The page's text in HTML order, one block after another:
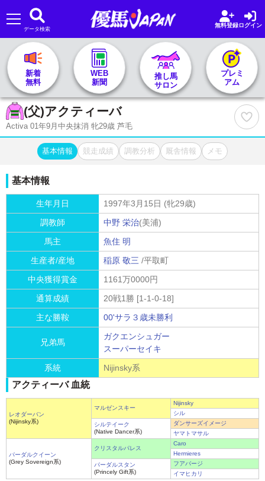
🏇 推し馬サロンTOP
レース一覧
記者&予想家
プラン案内
データ検索
無料登録ログイン
新着
無料
WEB
新聞
推し馬
サロン
プレミ
アム
(父)アクティーバ
Activa 01年9月中央抹消 牝29歳 芦毛
基本情報 競走成績 調教分析 厩舎情報 メモ
基本情報
生年月日
1997年3月15日 (牝29歳)
調教師
中野 栄治(美浦)
馬主
魚住 明
生産者/産地
稲原 敬三 /平取町
中央獲得賞金
1161万0000円
通算成績
20戦1勝 [1-1-0-18]
主な勝鞍
00'サラ３歳未勝利
兄弟馬
ガクエンシュガー
スーパーセイキ
系統
Nijinsky系
アクティーバ 血統
レオダーバン
(Nijinsky系)
マルゼンスキー
Nijinsky
シル
シルテイーク
(Native Dancer系)
ダンサーズイメージ
ヤマトマサル
パーダルクイーン
(Grey Sovereign系)
クリスタルパレス
Caro
Hermieres
パーダルスタン
(Princely Gift系)
フアバージ
イマヒカリ